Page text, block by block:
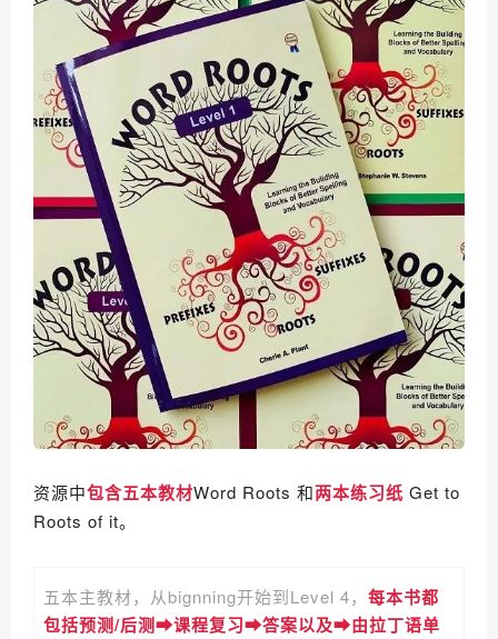
资源中包含五本教材Word Roots 和两本练习纸 Get to
Roots of it。
五本主教材，从bignning开始到Level 4， 每本书都
包括预测/后测➡课程复习➡答案以及➡由拉丁语单